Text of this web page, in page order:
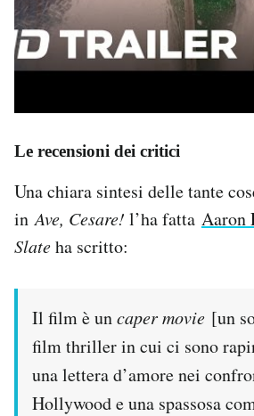
Le recensioni dei critici
Una chiara sintesi delle tante
inAve, Cesare! l’ha fatta Aaron
Slateha scritto:
Il film è uncaper movie [un
film thriller in cui ci sono
una lettera d’amore nei
Hollywood e una spassosa